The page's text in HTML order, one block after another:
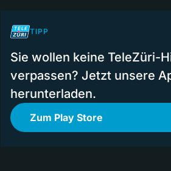
TIPP
Sie wollen keine TeleZüri-
verpassen? Jetzt unsere
herunterladen.
Zum Play Store